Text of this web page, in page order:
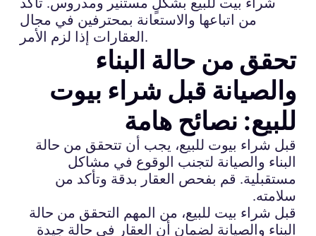
من اتباعها والاستعانة بمحترفين في مجال
العقارات إذا لزم الأمر.
تحقق من حالة البناء
والصيانة قبل شراء بيوت
للبيع: نصائح هامة
قبل شراء بيوت للبيع، يجب أن تتحقق من حالة
البناء والصيانة لتجنب الوقوع في مشاكل
مستقبلية. قم بفحص العقار بدقة وتأكد من
سلامته.
قبل شراء بيت للبيع، من المهم التحقق من حالة
البناء والصيانة لضمان أن العقار في حالة جيدة